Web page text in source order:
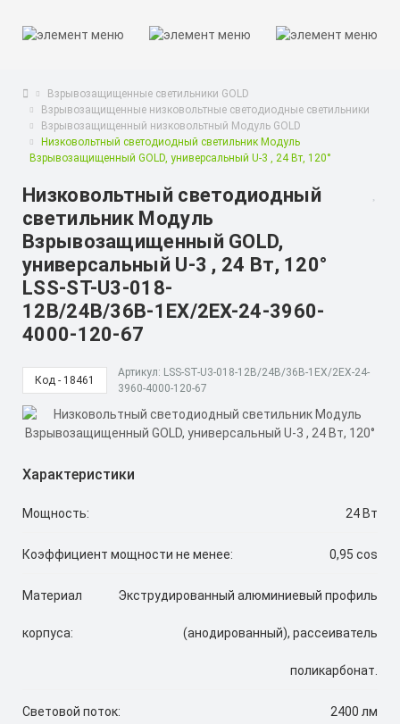
Взрывозащищенные светильники GOLD
Взрывозащищенные низковольтные светодиодные светильники
Взрывозащищенный низковольтный Модуль GOLD
Низковольтный светодиодный светильник Модуль
Взрывозащищенный GOLD, универсальный U-3 , 24 Вт, 120°
Низковольтный светодиодный
светильник Модуль
Взрывозащищенный GOLD,
универсальный U-3 , 24 Вт, 120°
LSS-ST-U3-018-
12В/24В/36В-1EX/2EX-24-3960-
4000-120-67
Код - 18461
Артикул: LSS-ST-U3-018-12В/24В/36В-1EX/2EX-24-
3960-4000-120-67
Характеристики
Мощность: 24 Вт
Коэффициент мощности не менее: 0,95 cos
Материал
корпуса:
Экструдированный алюминиевый профиль
(анодированный), рассеиватель
поликарбонат.
Световой поток: 2400 лм